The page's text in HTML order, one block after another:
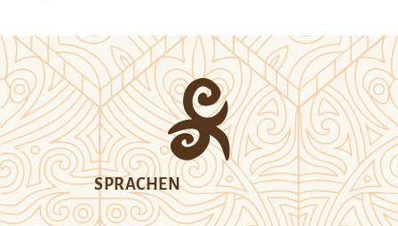
SPRACHEN